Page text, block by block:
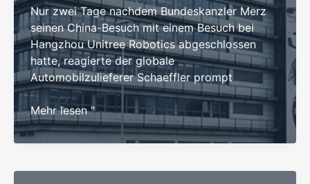
Nur zwei Tage nachdem Bundeskanzler Merz
seinen China-Besuch mit einem Besuch bei
Hangzhou Unitree Robotics abgeschlossen
hatte, reagierte der globale
Automobilzulieferer Schaeffler prompt
Schaeffler
investiert
in
in
Mehr lesen "